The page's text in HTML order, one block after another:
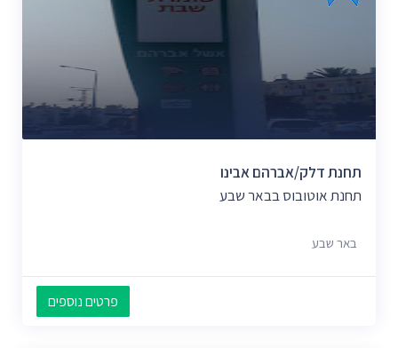
תחנת דלק/אברהם אבינו
תחנת אוטובוס בבאר שבע
באר שבע
פרטים נוספים